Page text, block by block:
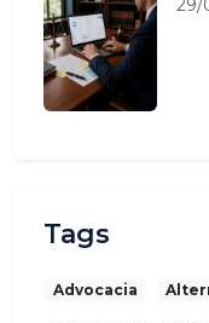
Tags
Advocacia